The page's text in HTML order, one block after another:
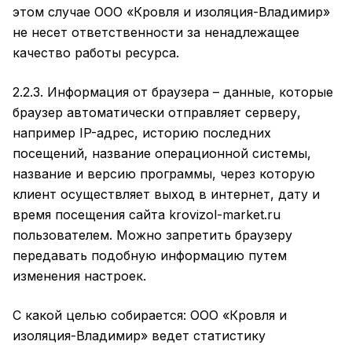
этом случае ООО «Кровля и изоляция-Владимир»
не несет ответственности за ненадлежащее
качество работы ресурса.
2.2.3. Информация от браузера – данные, которые
браузер автоматически отправляет серверу,
например IP-адрес, историю последних
посещений, название операционной системы,
название и версию программы, через которую
клиент осуществляет выход в интернет, дату и
время посещения сайта krovizol-market.ru
пользователем. Можно запретить браузеру
передавать подобную информацию путем
изменения настроек.
С какой целью собирается: ООО «Кровля и
изоляция-Владимир» ведет статистику